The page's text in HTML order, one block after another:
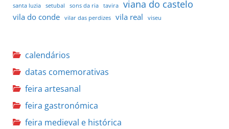
santa luzia setubal sons da ria tavira viana do castelo
vila do conde vilar das perdizes vila real viseu
calendários
datas comemorativas
feira artesanal
feira gastronómica
feira medieval e histórica